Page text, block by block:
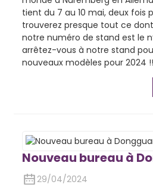
tient du 7 au 10 mai, deux fois
trouverez presque tout ce
notre numéro de stand est le
arrêtez-vous à notre stand
nouveaux modèles pour 2024
Nouveau bureau à
29/04/2024